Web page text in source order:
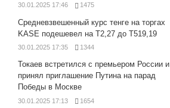
30.01.2025 17:46 1475
Средневзвешенный курс тенге на торгах
KASE подешевел на Т2,27 до Т519,19
30.01.2025 17:35 1344
Токаев встретился с премьером России и
принял приглашение Путина на парад
Победы в Москве
30.01.2025 17:13 1654